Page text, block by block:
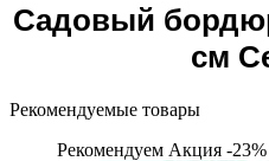
Садовый
см
Рекомендуемые товары
Рекомендуем Акция -23%